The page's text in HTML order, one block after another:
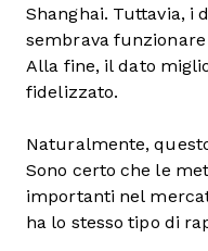
Shanghai. Tuttavia, i
sembrava
Alla fine, il dato
fidelizzato.
Naturalmente,
Sono certo che le
importanti nel
ha lo stesso tipo di